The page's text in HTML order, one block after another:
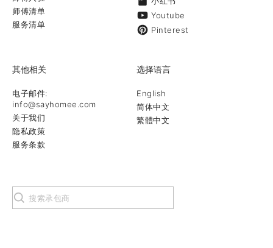
师傅清单
服务清单
Youtube
Pinterest
其他相关
电子邮件:
info@sayhomee.com
关于我们
隐私政策
服务条款
选择语言
English
简体中文
繁體中文